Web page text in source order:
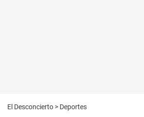
El Desconcierto > Deportes